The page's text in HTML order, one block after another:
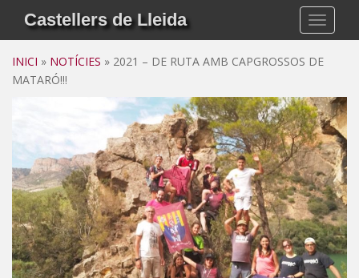
i
Castellers de Lleida
INICI » NOTÍCIES » 2021 – DE RUTA AMB CAPGROSSOS DE
MATARÓ!!!